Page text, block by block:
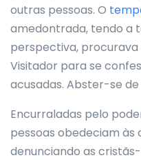
outras pessoas. O
amedontrada, tendo a
perspectiva, procurava
Visitador para se
acusadas. Abster-se
Encurraladas pelo
pessoas obedeciam às
denunciando as